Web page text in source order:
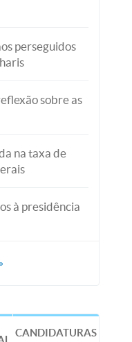
perseguidos
sobre as
na taxa de
à presidência
»
CANDIDATURAS